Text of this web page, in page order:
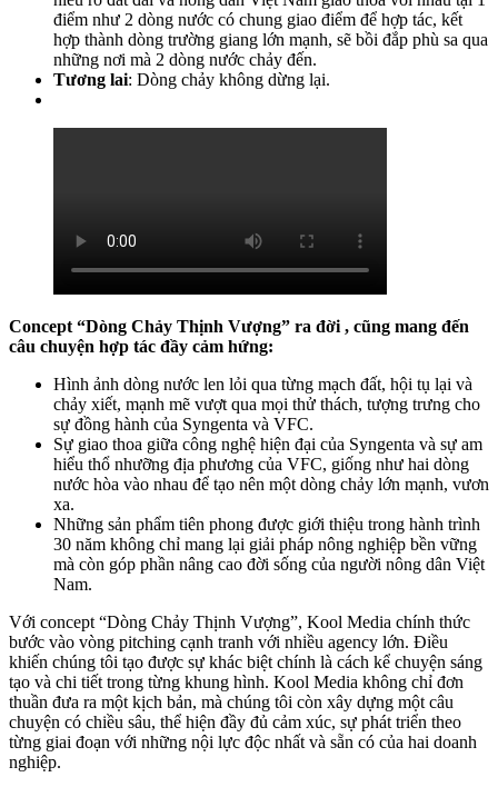
điểm như 2 dòng nước có chung giao điểm để hợp tác, kết
hợp thành dòng trường giang lớn mạnh, sẽ bồi đắp phù sa qua
những nơi mà 2 dòng nước chảy đến.
Tương lai: Dòng chảy không dừng lại.
Concept “Dòng Chảy Thịnh Vượng” ra đời , cũng mang đến
câu chuyện hợp tác đầy cảm hứng:
Hình ảnh dòng nước len lỏi qua từng mạch đất, hội tụ lại và
chảy xiết, mạnh mẽ vượt qua mọi thử thách, tượng trưng cho
sự đồng hành của Syngenta và VFC.
Sự giao thoa giữa công nghệ hiện đại của Syngenta và sự am
hiểu thổ nhưỡng địa phương của VFC, giống như hai dòng
nước hòa vào nhau để tạo nên một dòng chảy lớn mạnh, vươn
xa.
Những sản phẩm tiên phong được giới thiệu trong hành trình
30 năm không chỉ mang lại giải pháp nông nghiệp bền vững
mà còn góp phần nâng cao đời sống của người nông dân Việt
Nam.
Với concept “Dòng Chảy Thịnh Vượng”, Kool Media chính thức
bước vào vòng pitching cạnh tranh với nhiều agency lớn. Điều
khiến chúng tôi tạo được sự khác biệt chính là cách kể chuyện sáng
tạo và chi tiết trong từng khung hình. Kool Media không chỉ đơn
thuần đưa ra một kịch bản, mà chúng tôi còn xây dựng một câu
chuyện có chiều sâu, thể hiện đầy đủ cảm xúc, sự phát triển theo
từng giai đoạn với những nội lực độc nhất và sẵn có của hai doanh
nghiệp.